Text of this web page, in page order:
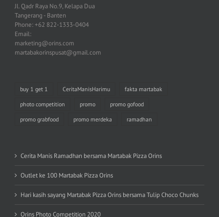
Jl. Qadr Raya No.9, Kelapa Dua
Tangerang - Banten
Phone: +62 822-1333-0404
Email:
marketing@orins.com
martabakorinspusat@gmail.com
buy 1 get 1 CeritaManisHarimu fakta martabak
photo competition promo promo gofood
promo grabfood promo merdeka ramadhan
Cerita Manis Ramadhan bersama Martabak Pizza Orins
Outlet ke 100 Martabak Pizza Orins
Hari kasih sayang Martabak Pizza Orins bersama Tulip Choco Chunks
Orins Photo Competition 2020